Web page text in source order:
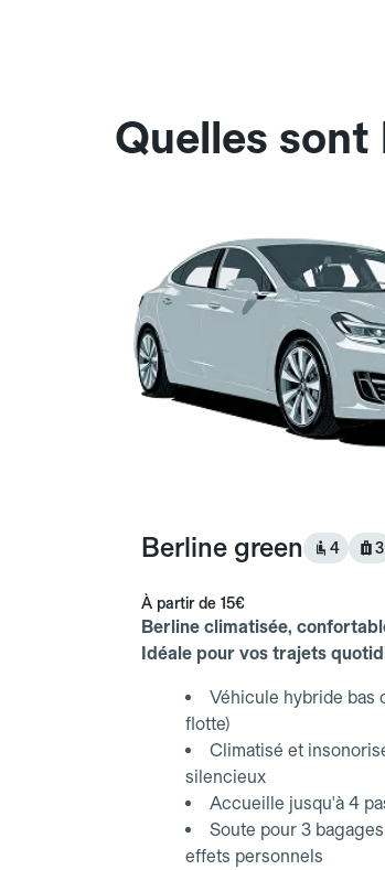
Quelles sont
Berline green 4 3
À partir de 15€
Berline climatisée,
Idéale pour vos trajets
Véhicule hybride bas
flotte)
Climatisé et
silencieux
Accueille jusqu'à 4
Soute pour 3
effets personnels